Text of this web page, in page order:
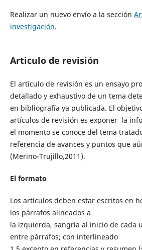
Realizar un nuevo envío a la sección
investigación.
Articulo de revisión
El artículo de revisión es un ensayo
detallado y exhaustivo de un tema
en bibliografía ya publicada. El
artículos de revisión es exponer la
el momento se conoce del tema
referencia de avances y puntos que
(Merino-Trujillo,2011).
El formato
Los artículos deben estar escritos en
los párrafos alineados a
la izquierda, sangría al inicio de cada
entre párrafos; con interlineado